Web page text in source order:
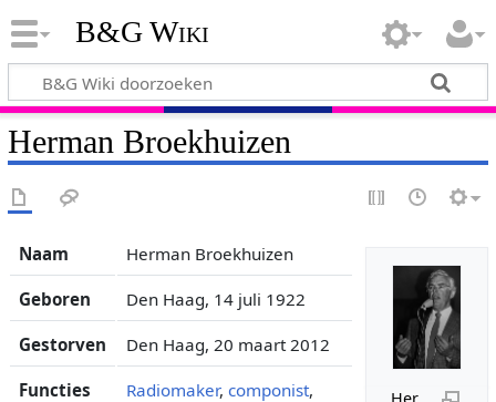
B&G Wiki
Herman Broekhuizen
Naam Herman Broekhuizen
Geboren Den Haag, 14 juli 1922
Gestorven Den Haag, 20 maart 2012
Functies Radiomaker, componist,